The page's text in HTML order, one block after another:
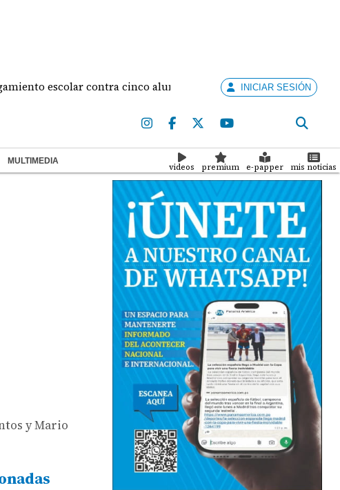
escolar contra cinco alumnas Diego De Obaldía y
INICIAR SESIÓN
MULTIMEDIA
videos premium e-papper mis noticias
y Mario